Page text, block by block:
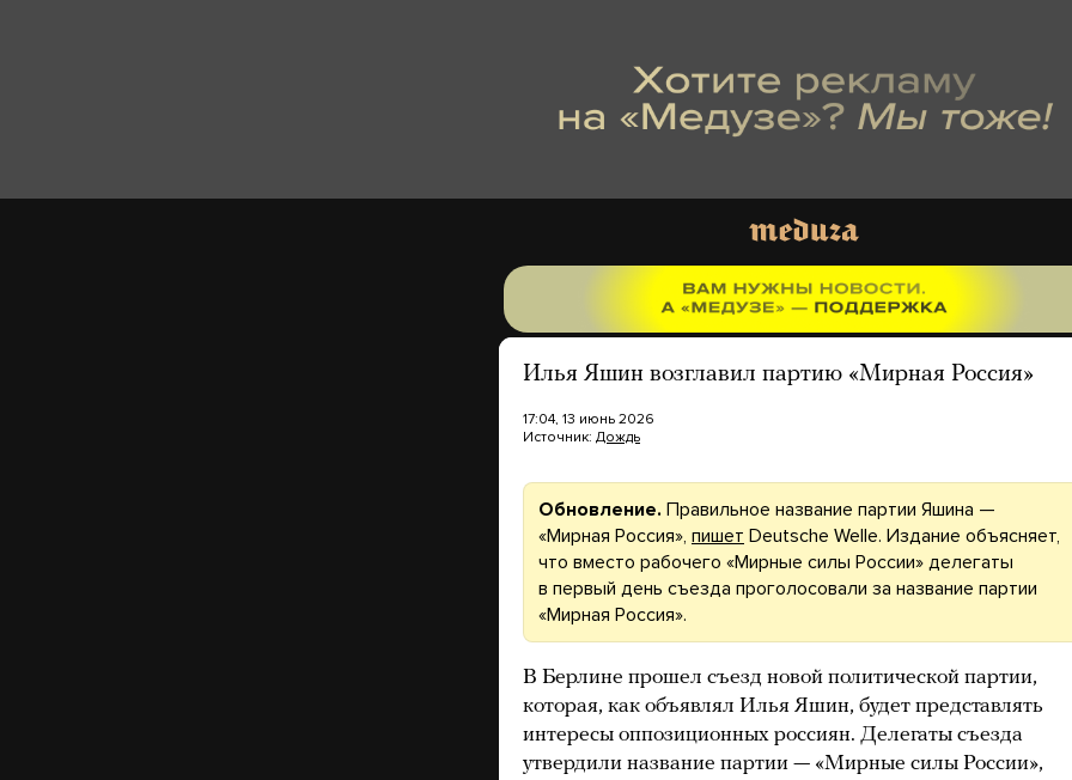
Илья Яшин возглавил партию «Мирная Россия»
17:04, 13 июнь 2026
Источник: Дождь
Обновление. Правильное название партии Яшина —
«Мирная Россия», пишет Deutsche Welle. Издание объясняет,
что вместо рабочего «Мирные силы России» делегаты
в первый день съезда проголосовали за название партии
«Мирная Россия».
В Берлине прошел съезд новой политической партии,
которая, как объявлял Илья Яшин, будет представлять
интересы оппозиционных россиян. Делегаты съезда
утвердили название партии — «Мирные силы России»,